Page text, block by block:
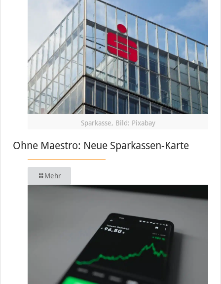
Sparkasse, Bild: Pixabay
Ohne Maestro: Neue Sparkassen-Karte
Mehr